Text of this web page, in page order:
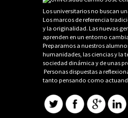
Los universitarios no buscan
Los marcos de referencia
y la originalidad. Las nuevas
aprenden en un entorno
Preparamos a nuestros
humanidades, las ciencias y la
sociedad dinámica y de unas
Personas dispuestas a
tanto pensando como